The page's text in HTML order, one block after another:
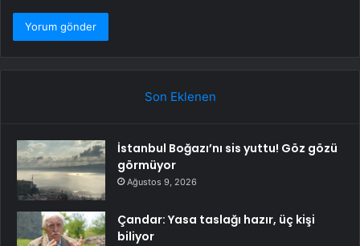
Son Eklenen
İstanbul Boğazı’nı sis yuttu! Göz gözü
görmüyor
Ağustos 9, 2026
Çandar: Yasa taslağı hazır, üç kişi
biliyor